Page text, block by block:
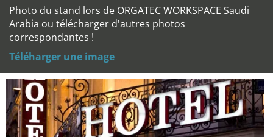
Photo du stand lors de ORGATEC WORKSPACE Saudi
Arabia ou télécharger d'autres photos
correspondantes !
Téléharger une image